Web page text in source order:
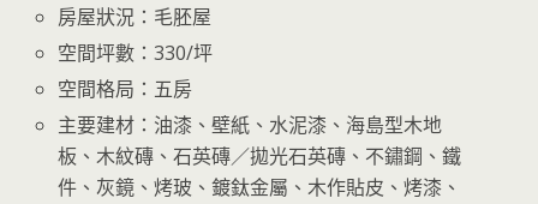
房屋狀況：毛胚屋
空間坪數：330/坪
空間格局：五房
主要建材：油漆、壁紙、水泥漆、海島型木地
板、木紋磚、石英磚／拋光石英磚、不鏽鋼、鐵
件、灰鏡、烤玻、鍍鈦金屬、木作貼皮、烤漆、